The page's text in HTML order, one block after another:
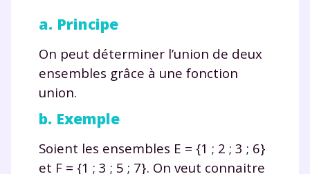
a. Principe
On peut déterminer l’union de deux
ensembles grâce à une fonction
union.
b. Exemple
Soient les ensembles E = {1 ; 2 ; 3 ; 6}
et F = {1 ; 3 ; 5 ; 7}. On veut connaitre
désinscription présent dans chaque newsletter. Pour
personnelles et pour exercer vos droits, vous pouvez
consulternotre charte